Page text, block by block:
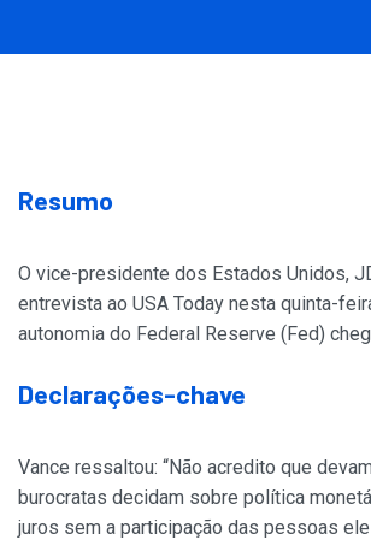
Resumo
O vice-presidente dos Estados Unidos,
entrevista ao USA Today nesta quinta-
autonomia do Federal Reserve (Fed)
Declarações-chave
Vance ressaltou: “Não acredito que
burocratas decidam sobre política
juros sem a participação das pessoas